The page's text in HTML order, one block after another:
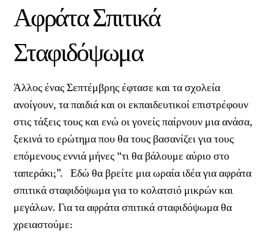
Αφράτα Σπιτικά
Σταφιδόψωμα
Άλλος ένας Σεπτέμβρης έφτασε και τα σχολεία
ανοίγουν, τα παιδιά και οι εκπαιδευτικοί επιστρέφουν
στις τάξεις τους και ενώ οι γονείς παίρνουν μια ανάσα,
ξεκινά το ερώτημα που θα τους βασανίζει για τους
επόμενους εννιά μήνες “τι θα βάλουμε αύριο στο
ταπεράκι;”. Εδώ θα βρείτε μια ωραία ιδέα για αφράτα
σπιτικά σταφιδόψωμα για το κολατσιό μικρών και
μεγάλων. Για τα αφράτα σπιτικά σταφιδόψωμα θα
χρειαστούμε: